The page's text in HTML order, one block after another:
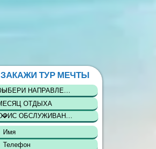
ЗАКАЖИ ТУР МЕЧТЫ